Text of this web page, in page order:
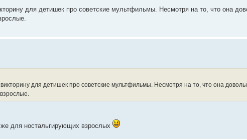
для детишек про советские мультфильмы. Несмотря на то, что она
для детишек про советские мультфильмы. Несмотря на то, что она
для ностальгирующих взрослых